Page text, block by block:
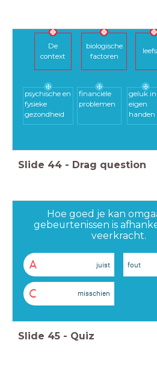
De
context
biologische
factoren
psychische en
fysieke
gezondheid
financiële
problemen
geluk in
eigen
handen
Slide 44 - Drag question
Hoe goed je kan
gebeurtenissen is
veerkracht.
A juist fout
C misschien
Slide 45 - Quiz